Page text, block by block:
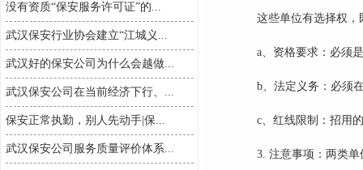
没有资质“保安服务许可证”的...
武汉保安行业协会建立“江城义...
武汉好的保安公司为什么会越做...
武汉保安公司在当前经济下行、...
保安正常执勤，别人先动手|保...
武汉保安公司服务质量评价体系...
这些单位有选择权
a、资格要求：必须
b、 法定义务：必须
c、红线限制：招用
3. 注意事项：两类